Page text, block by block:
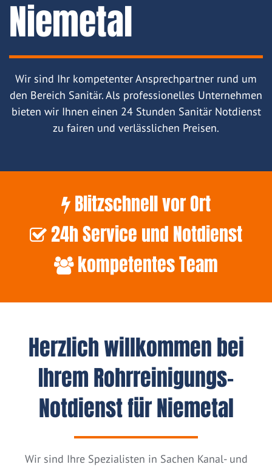
Niemetal
Wir sind Ihr kompetenter Ansprechpartner rund um
den Bereich Sanitär. Als professionelles Unternehmen
bieten wir Ihnen einen 24 Stunden Sanitär Notdienst
zu fairen und verlässlichen Preisen.
Blitzschnell vor Ort
24h Service und Notdienst
kompetentes Team
Herzlich willkommen bei
Ihrem Rohrreinigungs-
Notdienst für Niemetal
Wir sind Ihre Spezialisten in Sachen Kanal- und